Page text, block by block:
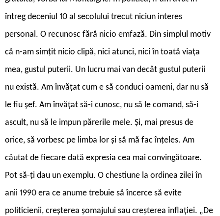
întreg deceniul 10 al secolului trecut niciun interes
personal. O recunosc fără nicio emfază. Din simplul motiv
că n-am simțit nicio clipă, nici atunci, nici în toată viața
mea, gustul puterii. Un lucru mai van decât gustul puterii
nu există. Am învățat cum e să conduci oameni, dar nu să
le fiu șef. Am învățat să-i cunosc, nu să le comand, să-i
ascult, nu să le impun părerile mele. Și, mai presus de
orice, să vorbesc pe limba lor și să mă fac înțeles. Am
căutat de fiecare dată expresia cea mai convingătoare.
Pot să-ți dau un exemplu. O chestiune la ordinea zilei în
anii 1990 era ce anume trebuie să încerce să evite
politicienii, creșterea șomajului sau creșterea inflației. „De